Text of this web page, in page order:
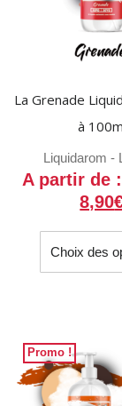
La Grenade
à
Liquidarom -
A partir de
8,90
Choix des
Promo !